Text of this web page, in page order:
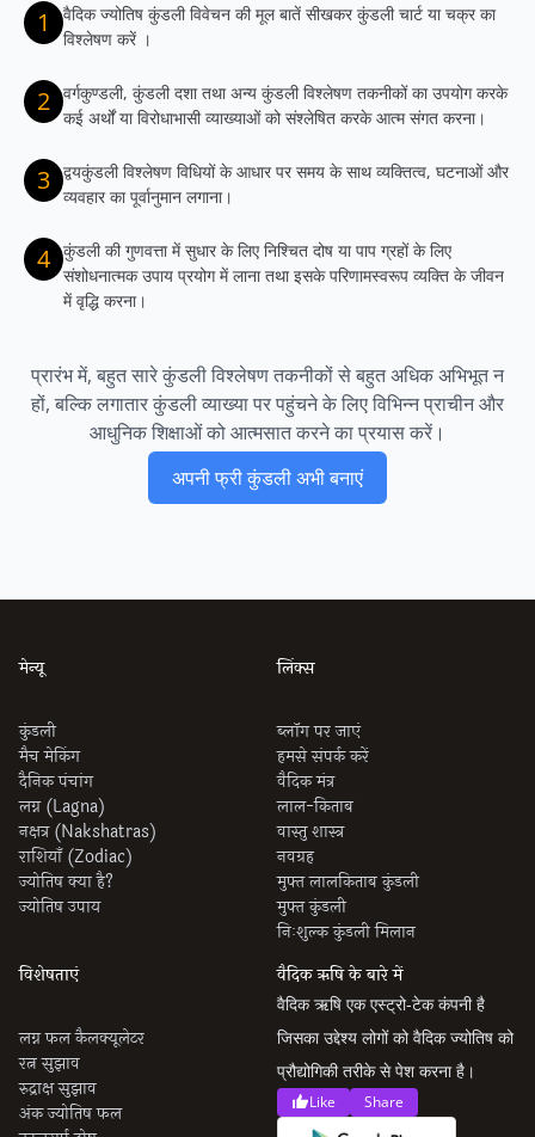
1
वैदिक ज्योतिष कुंडली विवेचन की मूल बातें सीखकर कुंडली चार्ट या चक्र का
विश्लेषण करें ।
2 वर्गकुण्डली, कुंडली दशा तथा अन्य कुंडली विश्लेषण तकनीकों का उपयोग करके
कई अर्थों या विरोधाभासी व्याख्याओं को संश्लेषित करके आत्म संगत करना।
3 द्वयकुंडली विश्लेषण विधियों के आधार पर समय के साथ व्यक्तित्व, घटनाओं और
व्यवहार का पूर्वानुमान लगाना।
4 कुंडली की गुणवत्ता में सुधार के लिए निश्चित दोष या पाप ग्रहों के लिए
संशोधनात्मक उपाय प्रयोग में लाना तथा इसके परिणामस्वरूप व्यक्ति के जीवन
में वृद्धि करना।
प्रारंभ में, बहुत सारे कुंडली विश्लेषण तकनीकों से बहुत अधिक अभिभूत न
हों, बल्कि लगातार कुंडली व्याख्या पर पहुंचने के लिए विभिन्न प्राचीन और
आधुनिक शिक्षाओं को आत्मसात करने का प्रयास करें।
अपनी फ्री कुंडली अभी बनाएं
मेन्यू
कुंडली
मैच मेकिंग
दैनिक पंचांग
लग्न (Lagna)
नक्षत्र (Nakshatras)
राशियाँ (Zodiac)
ज्योतिष क्या है?
ज्योतिष उपाय
लिंक्स
ब्लॉग पर जाएं
हमसे संपर्क करें
वैदिक मंत्र
लाल-किताब
वास्तु शास्त्र
नवग्रह
मुफ्त लालकिताब कुंडली
मुफ्त कुंडली
निःशुल्क कुंडली मिलान
विशेषताएं
लग्न फल कैलक्यूलेटर
रत्न सुझाव
रुद्राक्ष सुझाव
अंक ज्योतिष फल
वैदिक ऋषि के बारे में
वैदिक ऋषि एक एस्ट्रो-टेक कंपनी है
जिसका उद्देश्य लोगों को वैदिक ज्योतिष को
प्रौद्योगिकी तरीके से पेश करना है।
Like Share